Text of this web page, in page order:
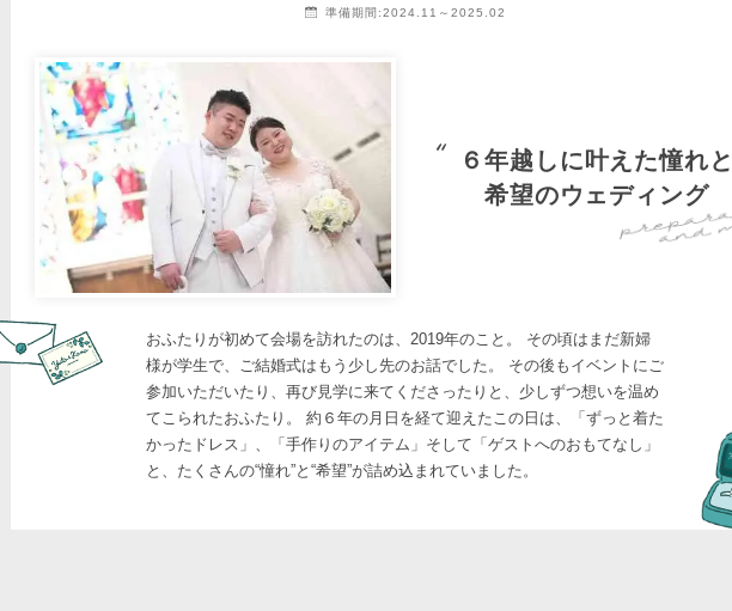
準備期間:2024.11～2025.02
６年越しに叶えた憧れと
希望のウェディング
おふたりが初めて会場を訪れたのは、2019年のこと。 その頃はまだ新婦
様が学生で、ご結婚式はもう少し先のお話でした。 その後もイベントにご
参加いただいたり、再び見学に来てくださったりと、少しずつ想いを温め
てこられたおふたり。 約６年の月日を経て迎えたこの日は、「ずっと着た
かったドレス」、「手作りのアイテム」そして「ゲストへのおもてなし」
と、たくさんの“憧れ”と“希望”が詰め込まれていました。